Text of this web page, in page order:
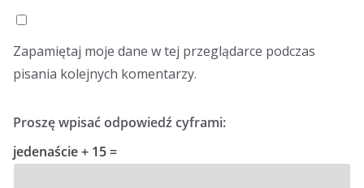
Zapamiętaj moje dane w tej przeglądarce podczas
pisania kolejnych komentarzy.
Proszę wpisać odpowiedź cyframi:
jedenaście + 15 =